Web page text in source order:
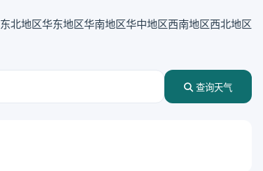
东北地区华东地区华南地区华中地区西南地区西北地区
查询天气